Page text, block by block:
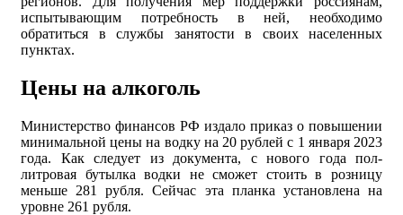
испытывающим потребность в ней, необходимо
обратиться в службы занятости в своих населенных
пунктах.
Цены на алкоголь
Министерство финансов РФ издало приказ о повышении
минимальной цены на водку на 20 рублей с 1 января 2023
года. Как следует из документа, с нового года пол-
литровая бутылка водки не сможет стоить в розницу
меньше 281 рубля. Сейчас эта планка установлена на
уровне 261 рубля.